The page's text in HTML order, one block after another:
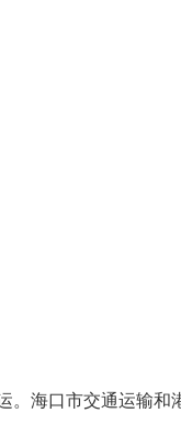
海口市交通运输和